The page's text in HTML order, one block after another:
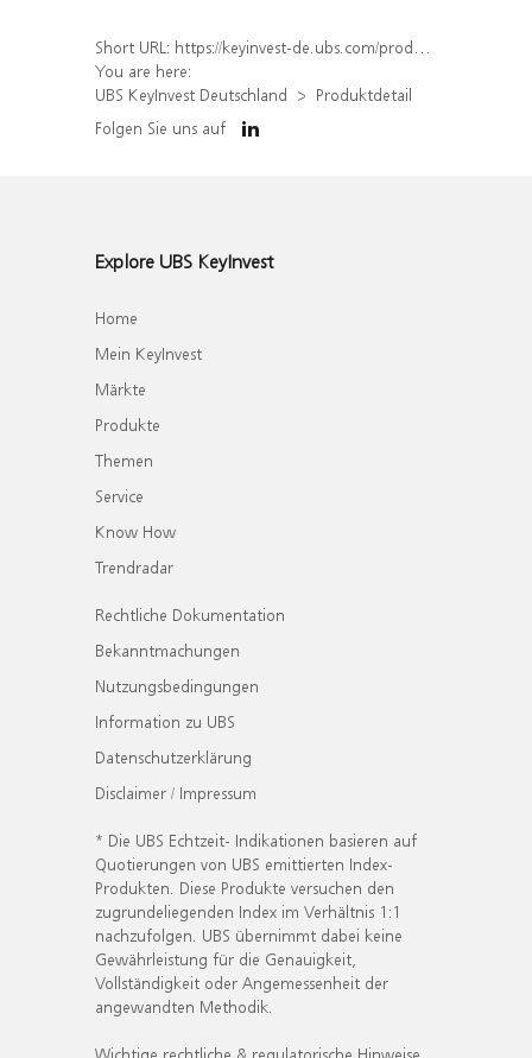
Short URL: https://keyinvest-de.ubs.com/produkt/detail/index/isin/DE000WA30X09
You are here:
UBS KeyInvest Deutschland
Produktdetail
Folgen Sie uns auf
Explore UBS KeyInvest
Home
Mein KeyInvest
Märkte
Produkte
Themen
Service
Know How
Trendradar
Rechtliche Dokumentation
Bekanntmachungen
Nutzungsbedingungen
Information zu UBS
Datenschutzerklärung
Disclaimer / Impressum
* Die UBS Echtzeit- Indikationen basieren auf
Quotierungen von UBS emittierten Index-
Produkten. Diese Produkte versuchen den
zugrundeliegenden Index im Verhältnis 1:1
nachzufolgen. UBS übernimmt dabei keine
Gewährleistung für die Genauigkeit,
Vollständigkeit oder Angemessenheit der
angewandten Methodik.